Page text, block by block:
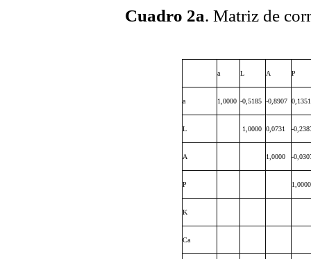
Cuadro 2a. Matriz de
a L A P
a 1,0000 -0,5185 -0,8907 0,1351
L 1,0000 0,0731 -
A 1,0000 -
P 1,0000
K
Ca